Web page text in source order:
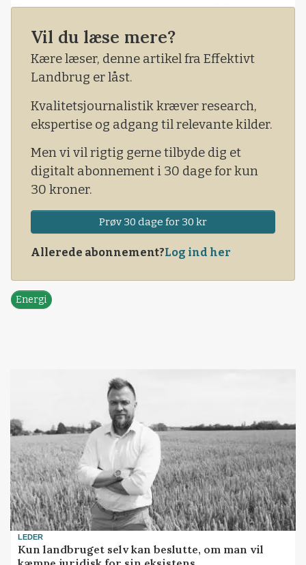
Men hvor skal pengene komme fra? Spørger
man hos SF, er partiet klar til at investere 1,2
milliarder kroner fra en genopretningsfond
under EU, der skal hjælpe de 27 medlemslande
med at komme på fode efter coronakrisen.
Vil du læse mere?
Kære læser, denne artikel fra Effektivt
Landbrug er låst.
Kvalitetsjournalistik kræver research,
ekspertise og adgang til relevante kilder.
Men vi vil rigtig gerne tilbyde dig et
digitalt abonnement i 30 dage for kun
30 kroner.
Prøv 30 dage for 30 kr
Allerede abonnement?Log ind her
Energi
LEDER
Kun landbruget selv kan beslutte, om man vil